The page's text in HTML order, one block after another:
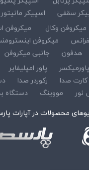
سقفی
اسپیکر
میکروفن وکال میکروفن
میکروفن
هدفون
جانبی میکروفن
پاورمیکسر پاور امپلیفایر
کارت صدا رکوردر صدا
نور
مووینگ
دستگاه
محصولات در آپارات